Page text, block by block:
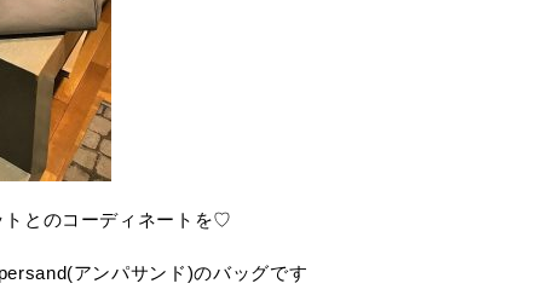
トとのコーディネートを♡
アンパサンド)のバッグです